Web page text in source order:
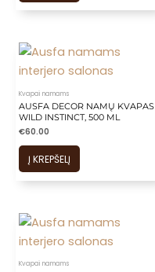
Kvapai namams
AUSFA DECOR NAMŲ KVAPAS
WILD INSTINCT, 500 ML
€60.00
Į KREPŠELĮ
Kvapai namams